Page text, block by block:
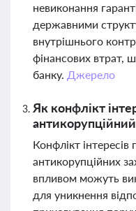
невиконання
державними
внутрішнього
фінансових втрат,
банку. Джерело
Як конфлікт
Конфлікт інтересів
антикорупційних
впливом можуть
для уникнення